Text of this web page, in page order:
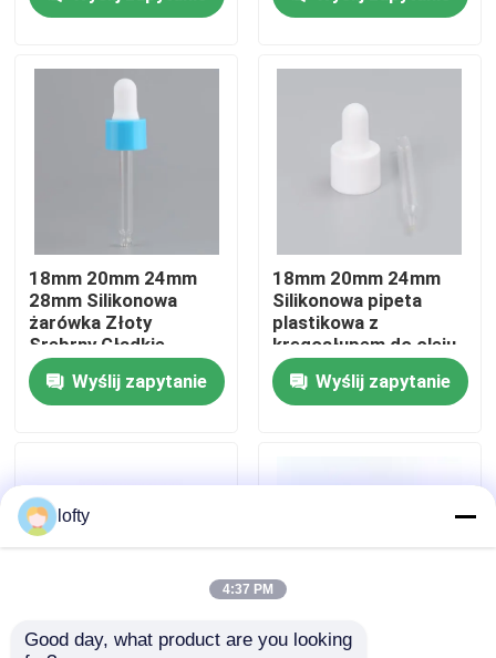
Dom
Produkty
Wycieczka po fabryce
Kontrola jakości
Aktualności
Mini Rozpylacz
silkscreen w
100ml
18mm 20mm 24mm
28mm Silikonowa
żarówka Złoty
Srebrny Gładkie
Matowe Zamknięcie
Opakowania
kosmetyczne
Wyślij zapytanie
18mm 20mm 24mm
Silikonowa pipeta
plastikowa z
kręgosłupem do oleju
eterycznego o
odporności
chemicznej i
Wyślij zapytanie
lofty
4:37 PM
Good day, what product are you looking